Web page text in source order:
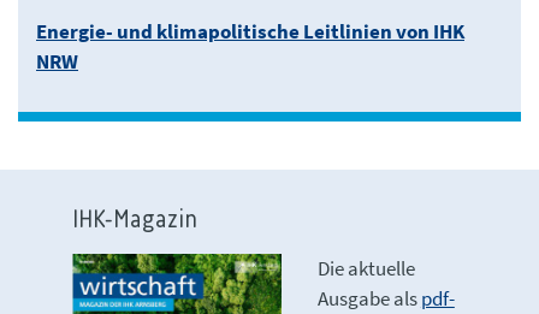
Energie- und klimapolitische Leitlinien von IHK
NRW
IHK-Magazin
Die aktuelle
Ausgabe alspdf-